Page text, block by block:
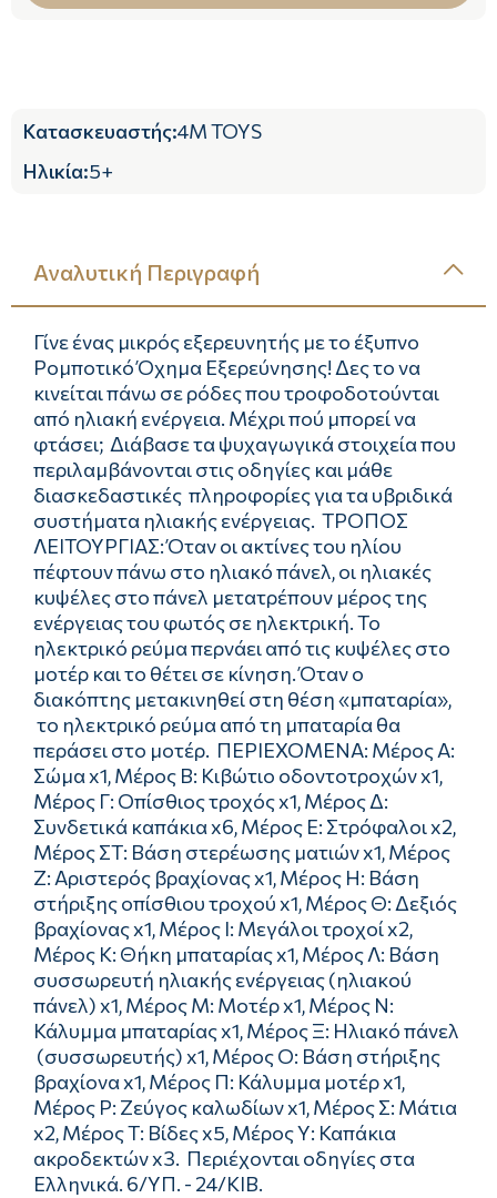
Κατασκευαστής:4M TOYS
Ηλικία:5+
Αναλυτική Περιγραφή
Γίνε ένας μικρός εξερευνητής με το έξυπνο
Ρομποτικό Όχημα Εξερεύνησης! Δες το να
κινείται πάνω σε ρόδες που τροφοδοτούνται
από ηλιακή ενέργεια. Μέχρι πού μπορεί να
φτάσει; Διάβασε τα ψυχαγωγικά στοιχεία που
περιλαμβάνονται στις οδηγίες και μάθε
διασκεδαστικές πληροφορίες για τα υβριδικά
συστήματα ηλιακής ενέργειας. ΤΡΟΠΟΣ
ΛΕΙΤΟΥΡΓΙΑΣ: Όταν οι ακτίνες του ηλίου
πέφτουν πάνω στο ηλιακό πάνελ, οι ηλιακές
κυψέλες στο πάνελ μετατρέπουν μέρος της
ενέργειας του φωτός σε ηλεκτρική. Το
ηλεκτρικό ρεύμα περνάει από τις κυψέλες στο
μοτέρ και το θέτει σε κίνηση. Όταν ο
διακόπτης μετακινηθεί στη θέση «μπαταρία»,
το ηλεκτρικό ρεύμα από τη μπαταρία θα
περάσει στο μοτέρ. ΠΕΡΙΕΧΟΜΕΝΑ: Μέρος Α:
Σώμα x1, Μέρος Β: Κιβώτιο οδοντοτροχών x1,
Μέρος Γ: Οπίσθιος τροχός x1, Μέρος Δ:
Συνδετικά καπάκια x6, Μέρος Ε: Στρόφαλοι x2,
Μέρος ΣΤ: Βάση στερέωσης ματιών x1, Μέρος
Ζ: Αριστερός βραχίονας x1, Μέρος Η: Βάση
στήριξης οπίσθιου τροχού x1, Μέρος Θ: Δεξιός
βραχίονας x1, Μέρος Ι: Μεγάλοι τροχοί x2,
Μέρος Κ: Θήκη μπαταρίας x1, Μέρος Λ: Βάση
συσσωρευτή ηλιακής ενέργειας (ηλιακού
πάνελ) x1, Μέρος Μ: Μοτέρ x1, Μέρος Ν:
Κάλυμμα μπαταρίας x1, Μέρος Ξ: Ηλιακό πάνελ
(συσσωρευτής) x1, Μέρος Ο: Βάση στήριξης
βραχίονα x1, Μέρος Π: Κάλυμμα μοτέρ x1,
Μέρος Ρ: Ζεύγος καλωδίων x1, Μέρος Σ: Μάτια
x2, Μέρος Τ: Βίδες x5, Μέρος Υ: Καπάκια
ακροδεκτών x3. Περιέχονται οδηγίες στα
Ελληνικά. 6/ΥΠ. - 24/ΚΙΒ.